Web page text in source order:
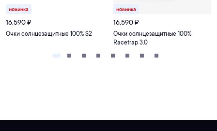
новинка
16,590₽
Очки солнцезащитные 100% S2
новинка
16,590₽
Очки солнцезащитные 100%
Racetrap 3.0